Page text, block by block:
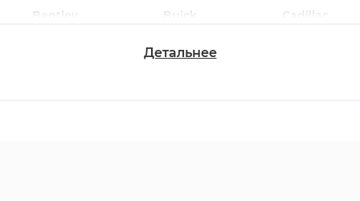
Bentley Buick Cadillac
Детальнее